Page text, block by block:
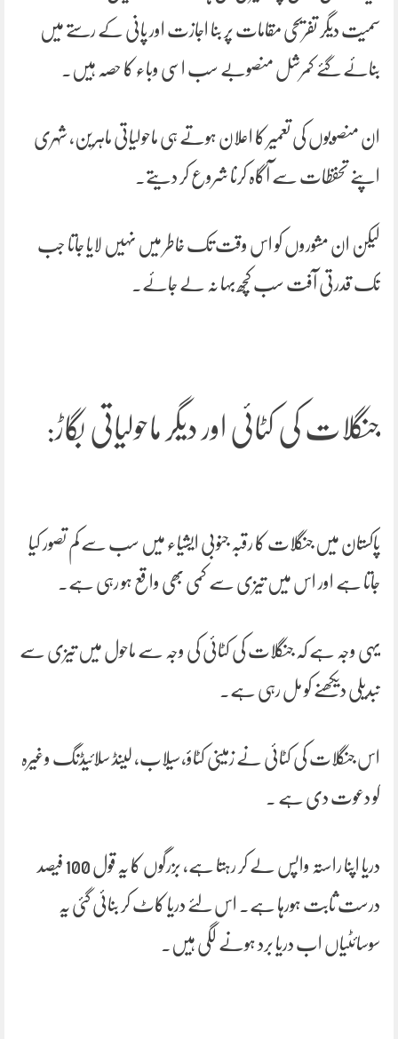
سمیت دیگر تفریحی مقامات پر بنا اجازت اور پانی کے رستے میں
بنائے گئے کمرشل منصوبے سب اسی وباء کا حصہ ہیں۔
ان منصوبوں کی تعمیر کا اعلان ہوتے ہی ماحولیاتی ماہرین، شہری
اپنے تحفظات سے آگاہ کرنا شروع کر دیتے۔
لیکن ان مشوروں کو اس وقت تک خاطر میں نہیں لایا جاتا جب
تک قدرتی آفت سب کچھ بہا نہ لے جائے۔
جنگلات کی کٹائی اور دیگر ماحولیاتی بگاڑ:
پاکستان میں جنگلات کا رقبہ جنوبی ایشیاء میں سب سے کم تصور کیا
جاتا ہے اور اس میں تیزی سے کمی بھی واقع ہو رہی ہے۔
یہی وجہ ہے کہ جنگلات کی کٹائی کی وجہ سے ماحول میں تیزی سے
تبدیلی دیکھنے کو مل رہی ہے۔
اس جنگلات کی کٹائی نے زمینی کٹاؤ،سیلاب، لینڈ سلائیڈنگ وغیرہ
کو دعوت دی ہے ۔
دریا اپنا راستہ واپس لے کر رہتا ہے، بزرگوں کا یہ قول 100 فیصد
درست ثابت ہورہا ہے۔ اس لئے دریا کاٹ کر بنائی گئی یہ
سوسائٹیاں اب دریا برد ہونے لگی ہیں۔